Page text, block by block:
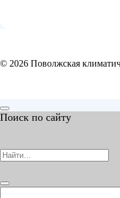
© 2026 Поволжская
Поиск по сайту